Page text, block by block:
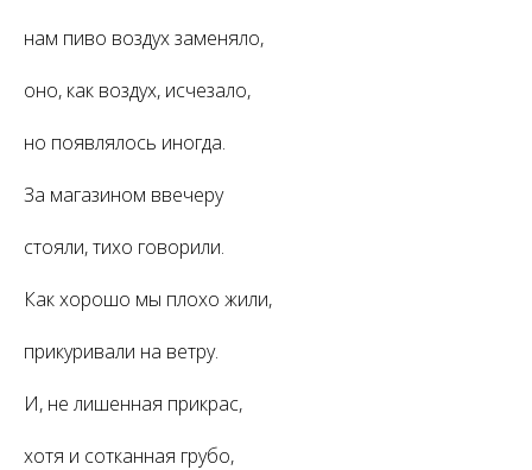
нам пиво воздух заменяло,
оно, как воздух, исчезало,
но появлялось иногда.
За магазином ввечеру
стояли, тихо говорили.
Как хорошо мы плохо жили,
прикуривали на ветру.
И, не лишенная прикрас,
хотя и сотканная грубо,